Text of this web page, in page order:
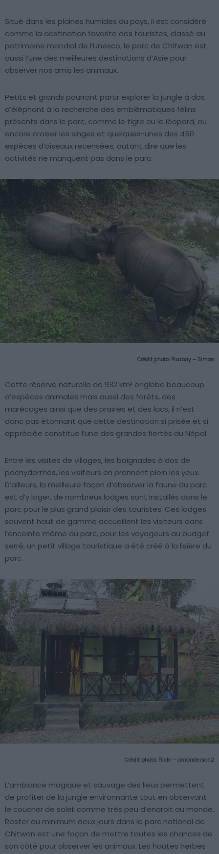
Situé dans les plaines humides du pays, il est considéré
comme la destination favorite des touristes, classé au
patrimoine mondial de l’Unesco, le parc de Chitwan est
aussi l’une des meilleures destinations d’Asie pour
observer nos amis les animaux.
Petits et grands pourront partir explorer la jungle à dos
d’éléphant à la recherche des emblématiques félins
présents dans le parc, comme le tigre ou le léopard, ou
encore croiser les singes et quelques-unes des 450
espèces d’oiseaux recensées, autant dire que les
activités ne manquent pas dans le parc.
Crédit photo: Pixabay – Simon
Cette réserve naturelle de 932 km² englobe beaucoup
d’espèces animales mais aussi des forêts, des
marécages ainsi que des prairies et des lacs, il n’est
donc pas étonnant que cette destination si prisée et si
appréciée constitue l’une des grandes fiertés du Népal.
Entre les visites de villages, les baignades à dos de
pachydermes, les visiteurs en prennent plein les yeux.
D’ailleurs, la meilleure façon d’observer la faune du parc
est d’y loger, de nombreux lodges sont installés dans le
parc pour le plus grand plaisir des touristes. Ces lodges
souvent haut de gamme accueillent les visiteurs dans
l’enceinte même du parc, pour les voyageurs au budget
serré, un petit village touristique a été créé à la lisière du
parc.
Crédit photo: Flickr – amanderson2
L’ambiance magique et sauvage des lieux permettent
de profiter de la jungle environnante tout en observant
le coucher de soleil comme très peu d’endroit au monde.
Rester au minimum deux jours dans le parc national de
Chitwan est une façon de mettre toutes les chances de
son côté pour observer les animaux. Les hautes herbes